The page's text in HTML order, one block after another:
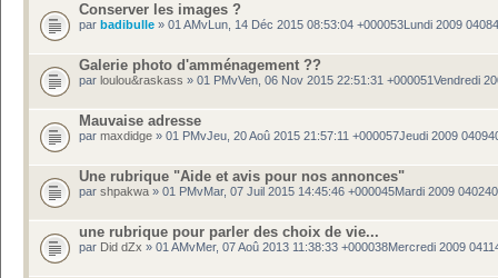
Conserver les images ?
par badibulle » 01 AMvLun, 14 Déc 2015 08:53:04 +000053Lundi 2009
Galerie photo d'amménagement ??
par loulou&raskass » 01 PMvVen, 06 Nov 2015 22:51:31 +000051Vendredi
Mauvaise adresse
par maxdidge » 01 PMvJeu, 20 Aoû 2015 21:57:11 +000057Jeudi 2009
Une rubrique "Aide et avis pour nos annonces"
par shpakwa » 01 PMvMar, 07 Juil 2015 14:45:46 +000045Mardi 2009 040240
une rubrique pour parler des choix de vie...
par Did dZx » 01 AMvMer, 07 Aoû 2013 11:38:33 +000038Mercredi 2009